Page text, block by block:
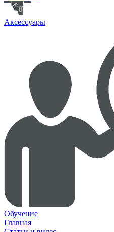
Аксессуары
Обучение
Главная